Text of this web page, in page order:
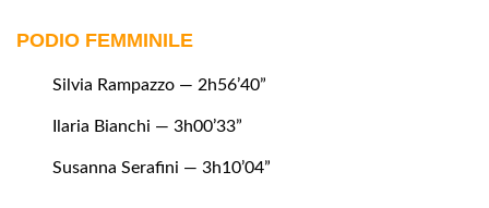
PODIO FEMMINILE
Silvia Rampazzo — 2h56’40”
Ilaria Bianchi — 3h00’33”
Susanna Serafini — 3h10’04”